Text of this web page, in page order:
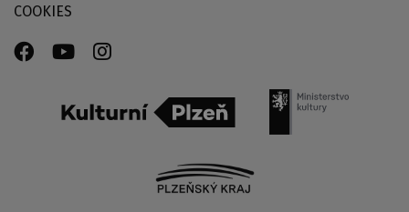
COOKIES